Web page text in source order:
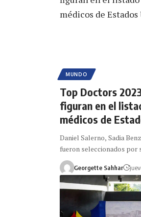
MUNDO
Top Doctors
figuran en el
médicos de
Daniel Salerno, Sadia
fueron seleccionados por
Georgette Sahhar